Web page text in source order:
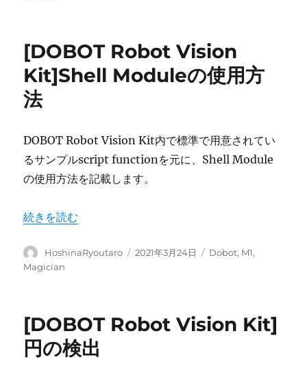
[DOBOT Robot Vision
Kit]Shell Moduleの使用方
法
DOBOT Robot Vision Kit内で標準で用意されてい
るサンプルscript functionを元に、Shell Module
の使用方法を記載します。
“[DOBOT Robot Vision Kit]Shell Moduleの使用方法”
続きを読む
投
稿
HoshinaRyoutaro
投
2021年3月24日
カ
Dobot, M1,
Magician
[DOBOT Robot Vision Kit]
円の検出